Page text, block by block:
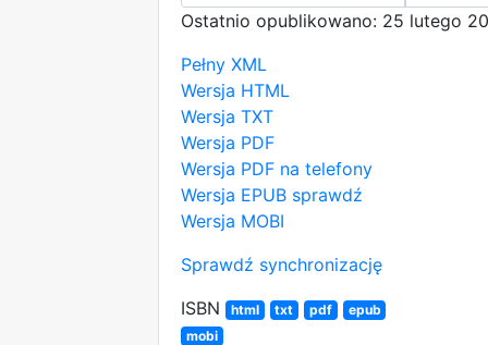
Ostatnio opublikowano: 25 lutego
Pełny XML
Wersja HTML
Wersja TXT
Wersja PDF
Wersja PDF na telefony
Wersja EPUB sprawdź
Wersja MOBI
Sprawdź synchronizację
ISBN
html txt pdf
epub
mobi